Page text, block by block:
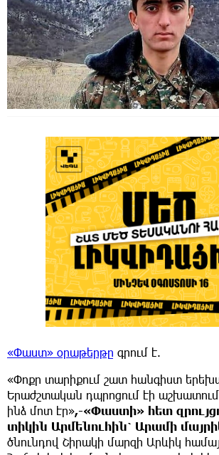
«Փաստ» օրաթերթը գրում է.
«Փոքր տարիքում շատ հանգիստ
Երաժշտական դպրոցում էի
ինձ մոտ էր»,-«Փաստի» հետ
տիկին Արմենուհին՝ Արամի
ծնունդով Շիրակի մարզի Արևիկ